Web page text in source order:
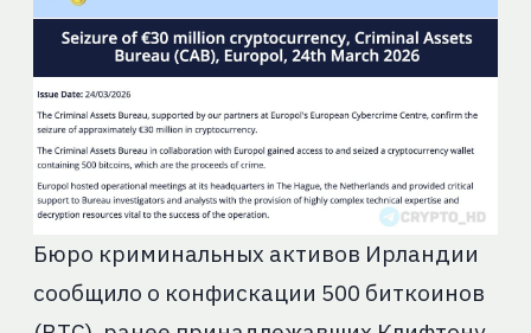
Бюро криминальных активов Ирландии
сообщило о конфискации 500 биткоинов